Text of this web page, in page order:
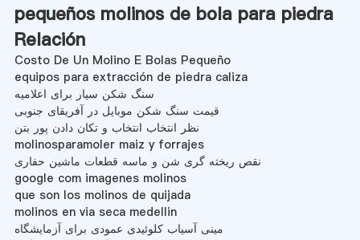
pequeños molinos de bola para piedra
Relación
Costo De Un Molino E Bolas Pequeño
equipos para extracción de piedra caliza
سنگ شکن سیار برای اعلامیه
قیمت سنگ شکن موبایل در آفریقای جنوبی
نظر انتخاب انتخاب و تکان دادن پور بتن
molinosparamoler maiz y forrajes
نقص ریخته گری شن و ماسه قطعات ماشین حفاری
google com imagenes molinos
que son los molinos de quijada
molinos en via seca medellin
مینی آسیاب کلوئیدی عمودی برای آزمایشگاه